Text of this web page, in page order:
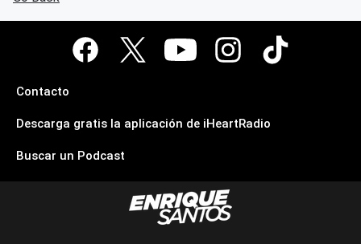
Contacto
Descarga gratis la aplicación de iHeartRadio
Buscar un Podcast